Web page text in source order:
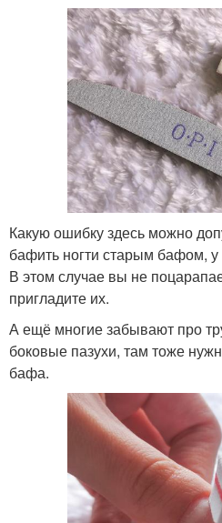
Какую ошибку здесь можно
бафить ногти старым бафом, у
В этом случае вы не
пригладите их.
А ещё многие забывают про
боковые пазухи, там тоже
бафа.